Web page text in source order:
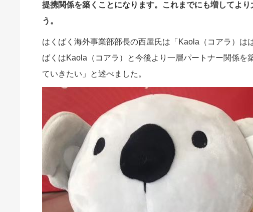
提携関係を築くことになります。これまでにも増してよ
う。
はくばく海外事業部部長の西屋氏は「Kaola（コアラ）は
ばくはKaola（コアラ）と今後より一層パートナー関係
ていきたい」と述べました。